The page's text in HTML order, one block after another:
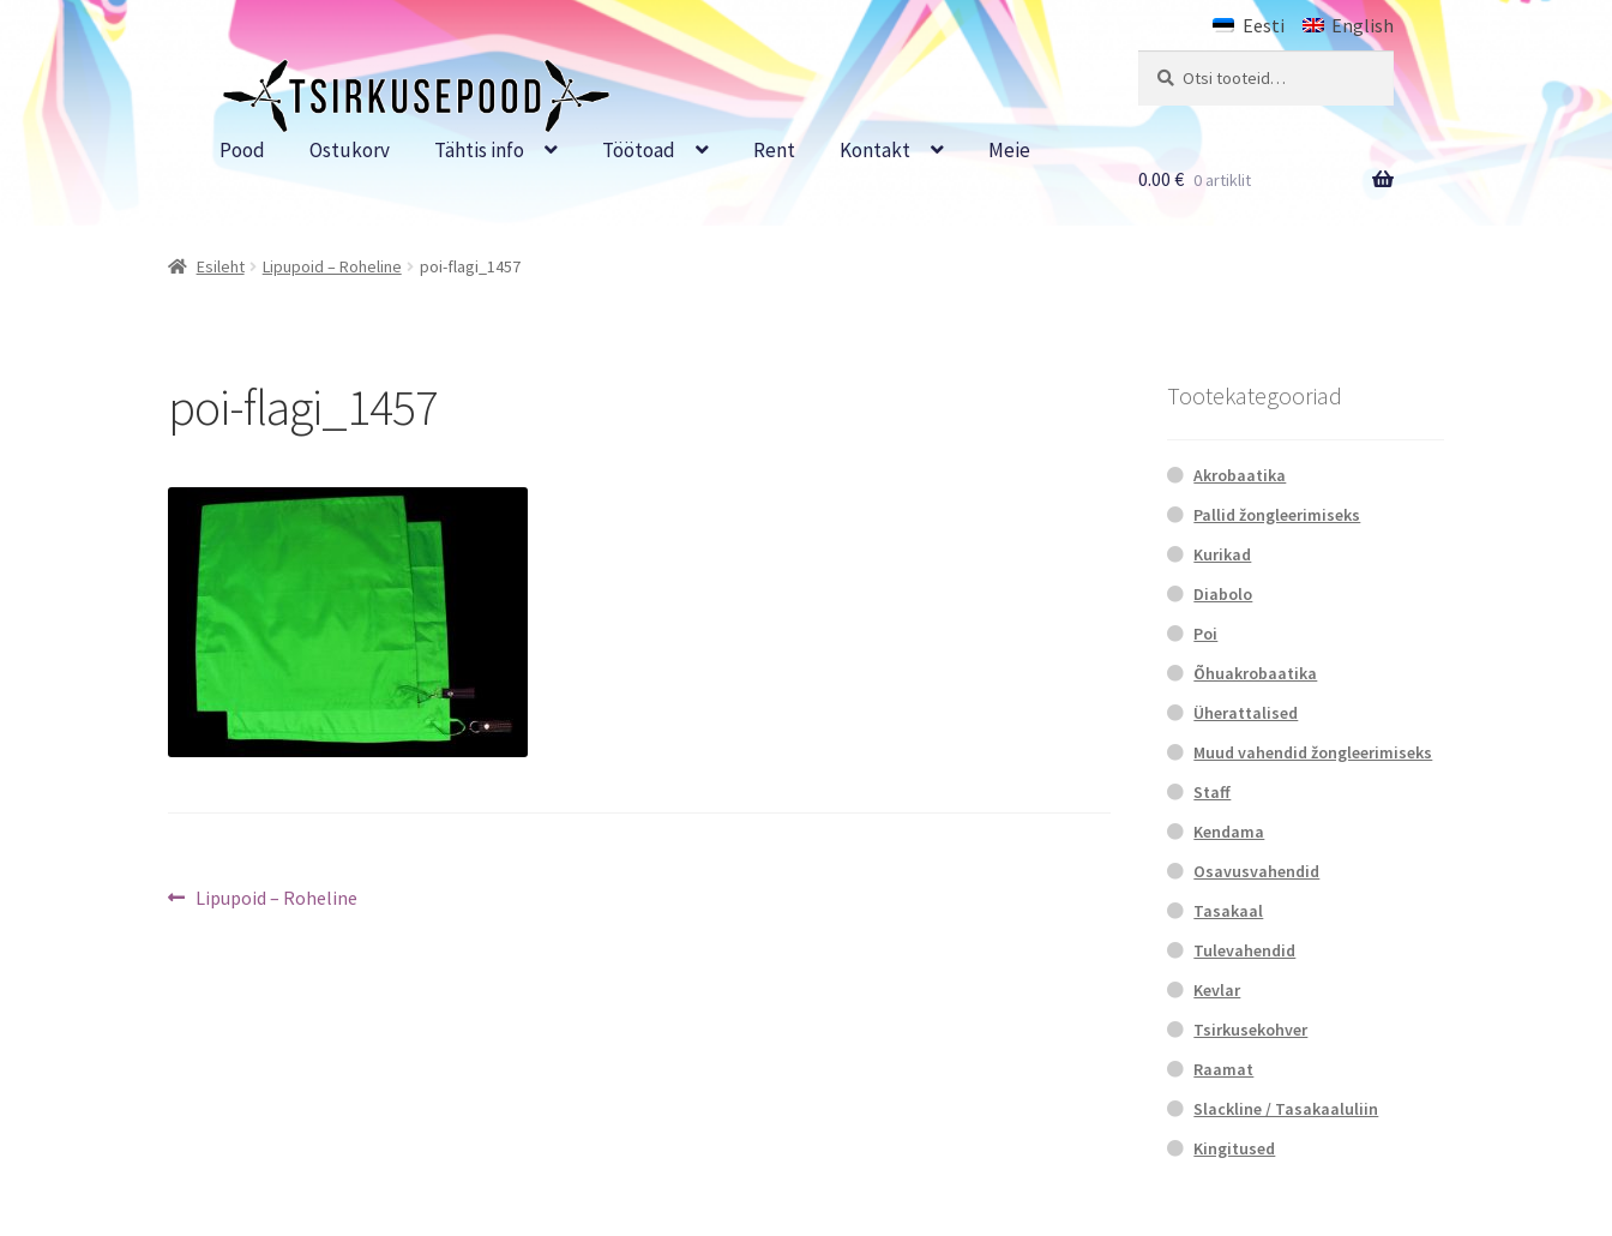
Liigu
navigeerimisele
Liigu
sisu
Eesti English
Pood Ostukorv Tähtis info Töötoad Rent Kontakt Meie
0.00€ 0 artiklit
Esileht Lipupoid – Roheline poi-flagi_1457
poi-flagi_1457
Navigeerimine
Previous
Lipupoid – Roheline
Tootekategooriad
Akrobaatika
Pallid žongleerimiseks
Kurikad
Diabolo
Poi
Õhuakrobaatika
Üherattalised
Muud vahendid žongleerimiseks
Staff
Kendama
Osavusvahendid
Tasakaal
Tulevahendid
Kevlar
Tsirkusekohver
Raamat
Slackline / Tasakaaluliin
Kingitused